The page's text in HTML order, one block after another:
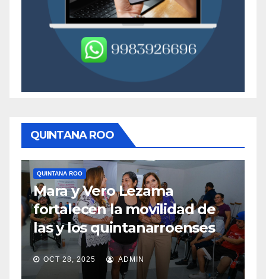
QUINTANA ROO
QUINTANA ROO
Mara y Vero Lezama
fortalecen la movilidad de
las y los quintanarroenses
OCT 28, 2025 ADMIN